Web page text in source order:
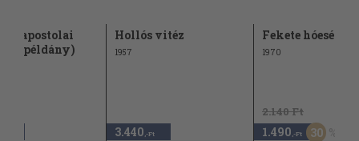
apostolai
példány)
Hollós vitéz
1957
3.440 ,-Ft
Fekete hóesés
1970
2.140 Ft
1.490 ,-Ft 30